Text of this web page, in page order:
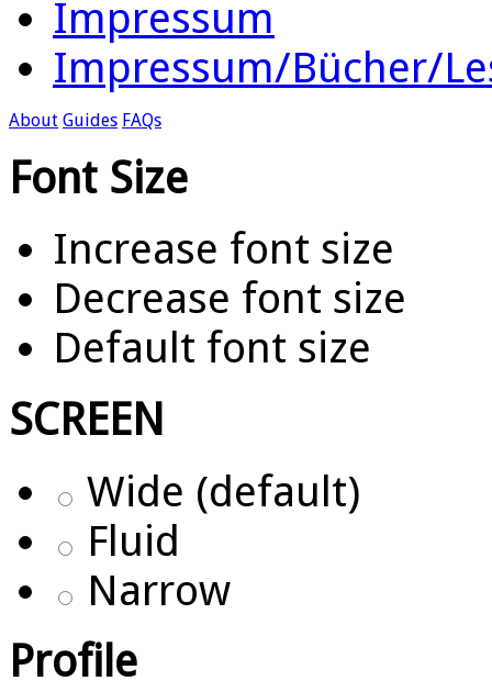
Impressum
Impressum/Bücher/
About Guides FAQs
Font Size
Increase font size
Decrease font size
Default font size
SCREEN
Wide (default)
Fluid
Narrow
Profile